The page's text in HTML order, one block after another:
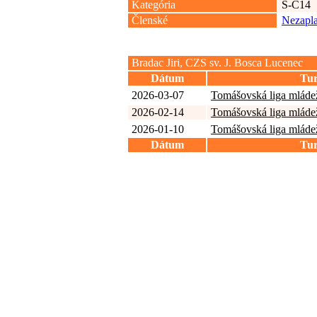
Kategória
S-C14
Členské
Bradac Jiri, CZS sv. J. Bosca Lucenec
Dátum
2026-03-07
Tomášovská liga
2026-02-14
Tomášovská liga
2026-01-10
Tomášovská liga
Dátum